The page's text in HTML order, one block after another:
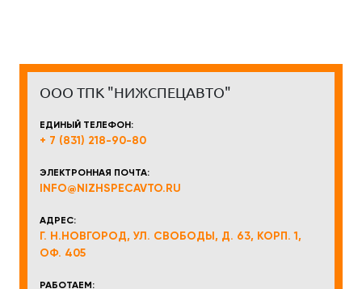
ООО ТПК "НИЖСПЕЦАВТО"
ЕДИНЫЙ ТЕЛЕФОН:
+ 7 (831) 218-90-80
ЭЛЕКТРОННАЯ ПОЧТА:
INFO@NIZHSPECAVTO.RU
АДРЕС:
Г. Н.НОВГОРОД, УЛ. СВОБОДЫ, Д. 63, КОРП. 1,
ОФ. 405
РАБОТАЕМ: